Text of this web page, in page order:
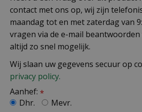
contact met ons op, wij zijn
maandag tot en met zaterdag van
vragen via de e-mail
altijd zo snel mogelijk.
Wij slaan uw gegevens secuur op
privacy policy.
Aanhef: *
Dhr.
Mevr.